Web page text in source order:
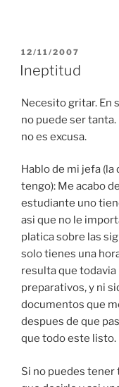
POSTED
ON
12/11/2007
Ineptitud
Necesito gritar. En
no puede ser
no es excusa.
Hablo de mi jefa
tengo): Me acabo
estudiante uno
asi que no le
platica sobre las
solo tienes una
resulta que
preparativos, y ni
documentos que
despues de que
que todo este listo.
Si no puedes